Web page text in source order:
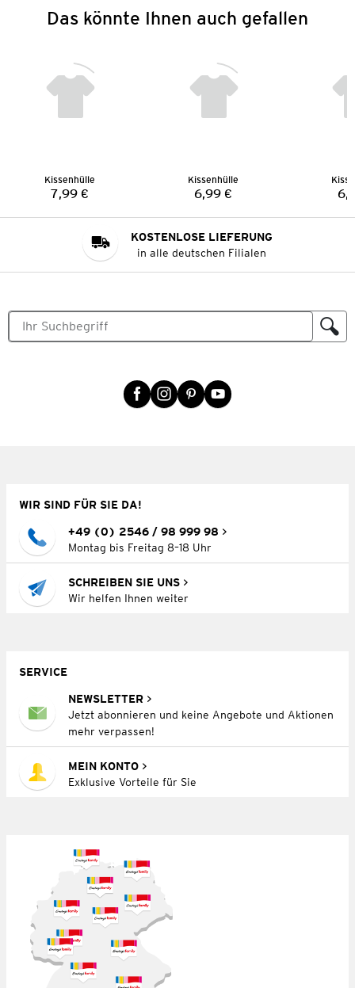
Das könnte Ihnen auch gefallen
Kissenhülle
Preis:
7,99 €
Kissenhülle
Preis:
6,99 €
KOSTENLOSE LIEFERUNG
in alle deutschen Filialen
WIR SIND FÜR SIE DA!
+49 (0) 2546 / 98 999 98
Montag bis Freitag 8–18 Uhr
SCHREIBEN SIE UNS
Wir helfen Ihnen weiter
SERVICE
NEWSLETTER
Jetzt abonnieren und keine Angebote und Aktionen
mehr verpassen!
MEIN KONTO
Exklusive Vorteile für Sie